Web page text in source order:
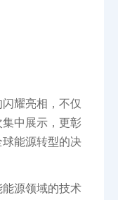
耀亮相，不仅
中展示，更彰
能源转型的决
源领域的技术